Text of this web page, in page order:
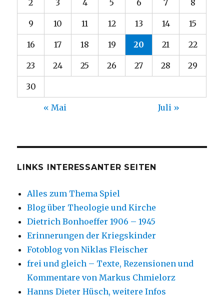
2 3 4 5 6 7 8
9 10 11 12 13 14 15
16 17 18 19 20 21 22
23 24 25 26 27 28 29
30
« Mai Juli »
LINKS INTERESSANTER SEITEN
Alles zum Thema Spiel
Blog über Theologie und Kirche
Dietrich Bonhoeffer 1906 – 1945
Erinnerungen der Kriegskinder
Fotoblog von Niklas Fleischer
frei und gleich – Texte, Rezensionen und
Kommentare von Markus Chmielorz
Hanns Dieter Hüsch, weitere Infos